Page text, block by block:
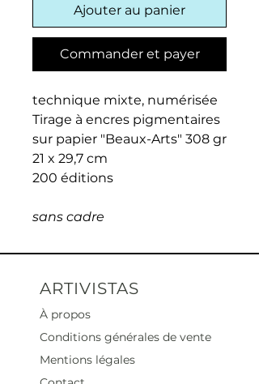
Ajouter au panier
Commander et payer
technique mixte, numérisée
Tirage à encres pigmentaires
sur papier "Beaux-Arts" 308 gr
21 x 29,7 cm
200 éditions
sans cadre
ARTIVISTAS
À propos
Conditions générales de vente
Mentions légales